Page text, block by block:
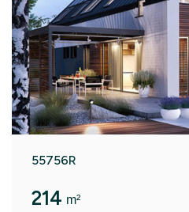
55756R
214 m²